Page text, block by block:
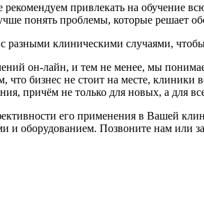
привлекать на обучение
понять проблемы, которые решает
клиническими случаями,
он-лайн, и тем не менее, мы
бизнес не стоит на месте, клиники
причём не только для новых, а для
его применения в Вашей
и оборудованием. Позвоните нам или